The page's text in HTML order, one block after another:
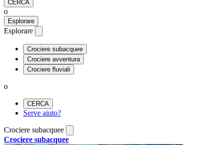
CERCA
o
Esplorare
Esplorare
Crociere subacquee
Crociere avventura
Crociere fluviali
o
CERCA
Serve aiuto?
Crociere subacquee
Crociere subacquee